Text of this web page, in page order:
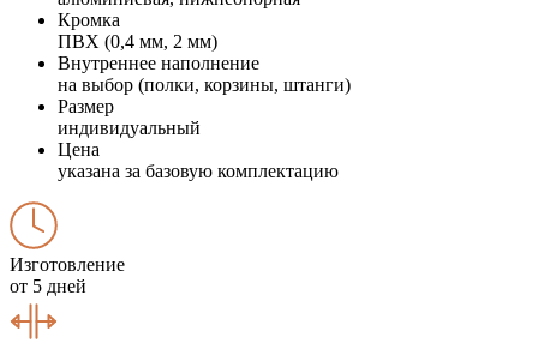
Кромка
ПВХ (0,4 мм, 2 мм)
Внутреннее наполнение
на выбор (полки, корзины, штанги)
Размер
индивидуальный
Цена
указана за базовую комплектацию
Изготовление
от 5 дней